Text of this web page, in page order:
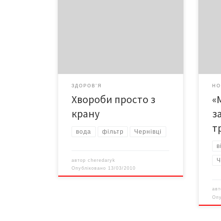
ЧНУ Борис СКІП
ЗДОРОВ'Я
Хвороби просто з
крану
вода фільтр Чернівці
авторcheredaryk
Опубліковано 13/03/2010